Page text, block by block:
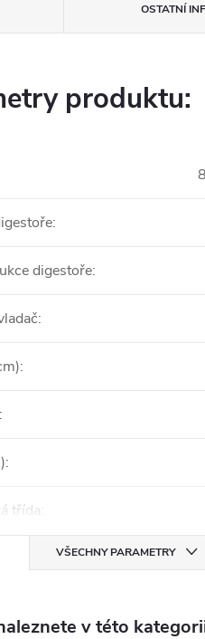
OSTATNÍ
produktu:
:
digestoře:
:
:
:
:
třída:
VŠECHNY PARAMETRY
v této